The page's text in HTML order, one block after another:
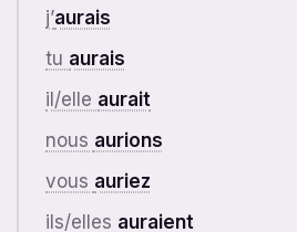
j’aurais
tu aurais
il/elle aurait
nous aurions
vous auriez
ils/elles auraient